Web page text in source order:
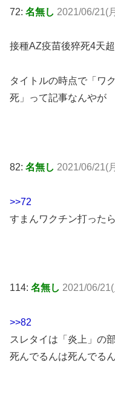
72: 名無し 2021/06/21(
接種AZ疫苗後猝死4天
タイトルの時点で「ワ
死」って記事なんやが
82: 名無し 2021/06/21(
>>72
すまんワクチン打った
114: 名無し 2021/06/
>>82
スレタイは「炎上」の
死んでるんは死んでる